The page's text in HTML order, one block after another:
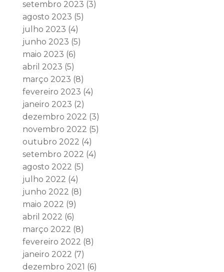
setembro 2023 (3)
agosto 2023 (5)
julho 2023 (4)
junho 2023 (5)
maio 2023 (6)
abril 2023 (5)
março 2023 (8)
fevereiro 2023 (4)
janeiro 2023 (2)
dezembro 2022 (3)
novembro 2022 (5)
outubro 2022 (4)
setembro 2022 (4)
agosto 2022 (5)
julho 2022 (4)
junho 2022 (8)
maio 2022 (9)
abril 2022 (6)
março 2022 (8)
fevereiro 2022 (8)
janeiro 2022 (7)
dezembro 2021 (6)